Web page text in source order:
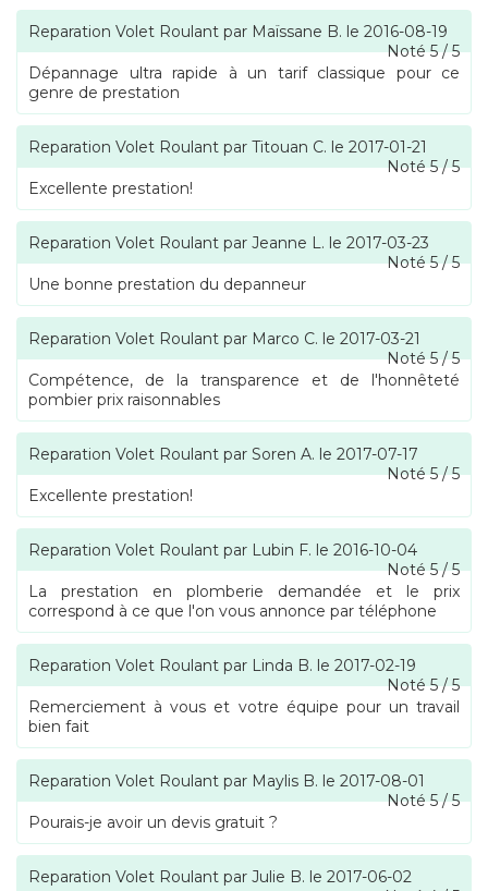
Reparation Volet Roulant par Maïssane B. le 2016-08-19
Noté5/5
Dépannage ultra rapide à un tarif classique pour ce
genre de prestation
Reparation Volet Roulant par Titouan C. le 2017-01-21
Noté5/5
Excellente prestation!
Reparation Volet Roulant par Jeanne L. le 2017-03-23
Noté5/5
Une bonne prestation du depanneur
Reparation Volet Roulant par Marco C. le 2017-03-21
Noté5/5
Compétence, de la transparence et de l'honnêteté
pombier prix raisonnables
Reparation Volet Roulant par Soren A. le 2017-07-17
Noté5/5
Excellente prestation!
Reparation Volet Roulant par Lubin F. le 2016-10-04
Noté5/5
La prestation en plomberie demandée et le prix
correspond à ce que l'on vous annonce par téléphone
Reparation Volet Roulant par Linda B. le 2017-02-19
Noté5/5
Remerciement à vous et votre équipe pour un travail
bien fait
Reparation Volet Roulant par Maylis B. le 2017-08-01
Noté5/5
Pourais-je avoir un devis gratuit ?
Reparation Volet Roulant par Julie B. le 2017-06-02